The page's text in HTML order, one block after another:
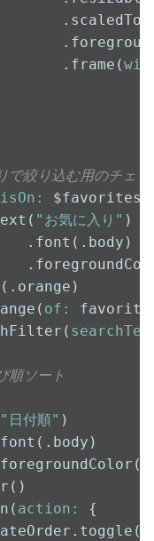
.frame(
絞り込む用のチェッ
isOn:
"お気に入り" )
.font(.body)
of:
ソート
"日付順" )
action:
{